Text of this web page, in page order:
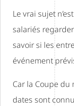
Le vrai sujet
salariés
savoir si les
événement
Car la Coupe du
dates sont